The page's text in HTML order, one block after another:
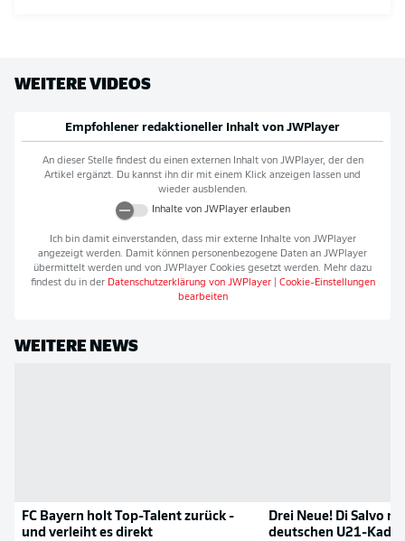
WEITERE VIDEOS
Empfohlener redaktioneller Inhalt von JWPlayer
An dieser Stelle findest du einen externen Inhalt von JWPlayer, der den
Artikel ergänzt. Du kannst ihn dir mit einem Klick anzeigen lassen und
wieder ausblenden.
Inhalte von JWPlayererlauben
Ich bin damit einverstanden, dass mir externe Inhalte von JWPlayer
angezeigt werden. Damit können personenbezogene Daten an JWPlayer
übermittelt werden und von JWPlayer Cookies gesetzt werden. Mehr dazu
findest du in der Datenschutzerklärung von JWPlayer| Cookie-Einstellungen
bearbeiten
WEITERE NEWS
FC Bayern holt Top-Talent zurück -
und verleiht es direkt
Drei Neue! Di Salvo
deutschen U21-Kader